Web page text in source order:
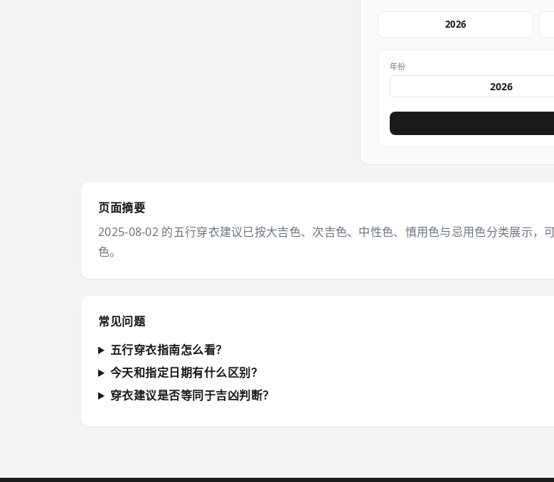
2026
年份
页面摘要
2025-08-02 的五行穿衣建议已按大吉色、次吉色、中性色、慎用色与忌用色分类展示，
色。
常见问题
五行穿衣指南怎么看？
今天和指定日期有什么区别？
穿衣建议是否等同于吉凶判断？